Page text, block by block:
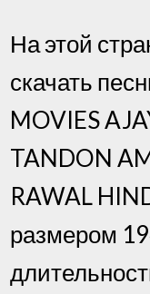
На этой
скачать
MOVIES
TANDON
RAWAL
размером